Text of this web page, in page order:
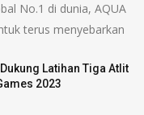
No.1 di dunia, AQUA
terus menyebarkan
Latihan Tiga Atlit
2023